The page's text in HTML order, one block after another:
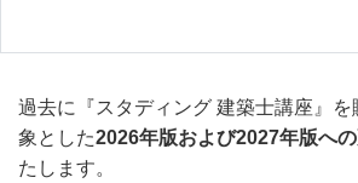
過去に『スタディング 建築士講座』
象とした2026年版および2027年版へ
たします。